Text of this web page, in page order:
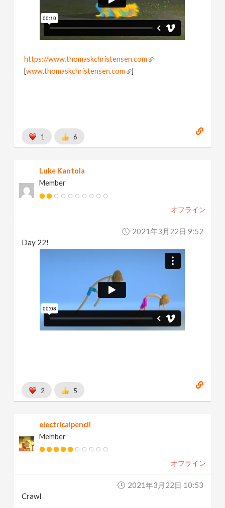
https://www.thomaskchristensen.com
[www.thomaskchristensen.com
1 6
Luke Kantola
Member
オフライン
2021年3月22日 9:52
Day 22!
2 5
electricalpencil
Member
オフライン
2021年3月22日 10:53
Crawl